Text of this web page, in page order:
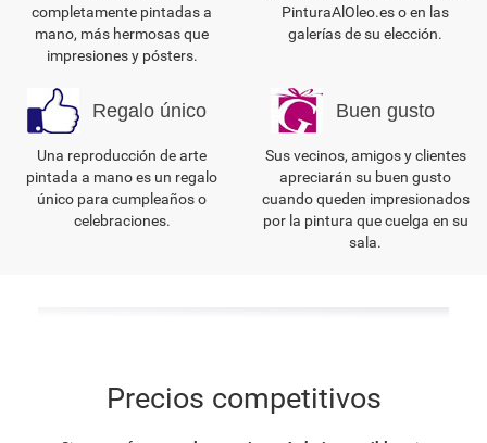
completamente pintadas a
mano, más hermosas que
impresiones y pósters.
PinturaAlOleo.es o en las
galerías de su elección.
Regalo único
Una reproducción de arte
pintada a mano es un regalo
único para cumpleaños o
celebraciones.
Buen gusto
Sus vecinos, amigos y clientes
apreciarán su buen gusto
cuando queden impresionados
por la pintura que cuelga en su
sala.
Precios competitivos